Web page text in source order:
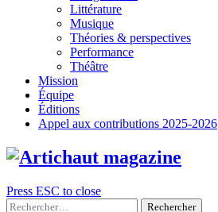
Littérature
Musique
Théories & perspectives
Performance
Théâtre
Mission
Équipe
Éditions
Appel aux contributions 2025-2026
Press ESC to close
Rechercher :